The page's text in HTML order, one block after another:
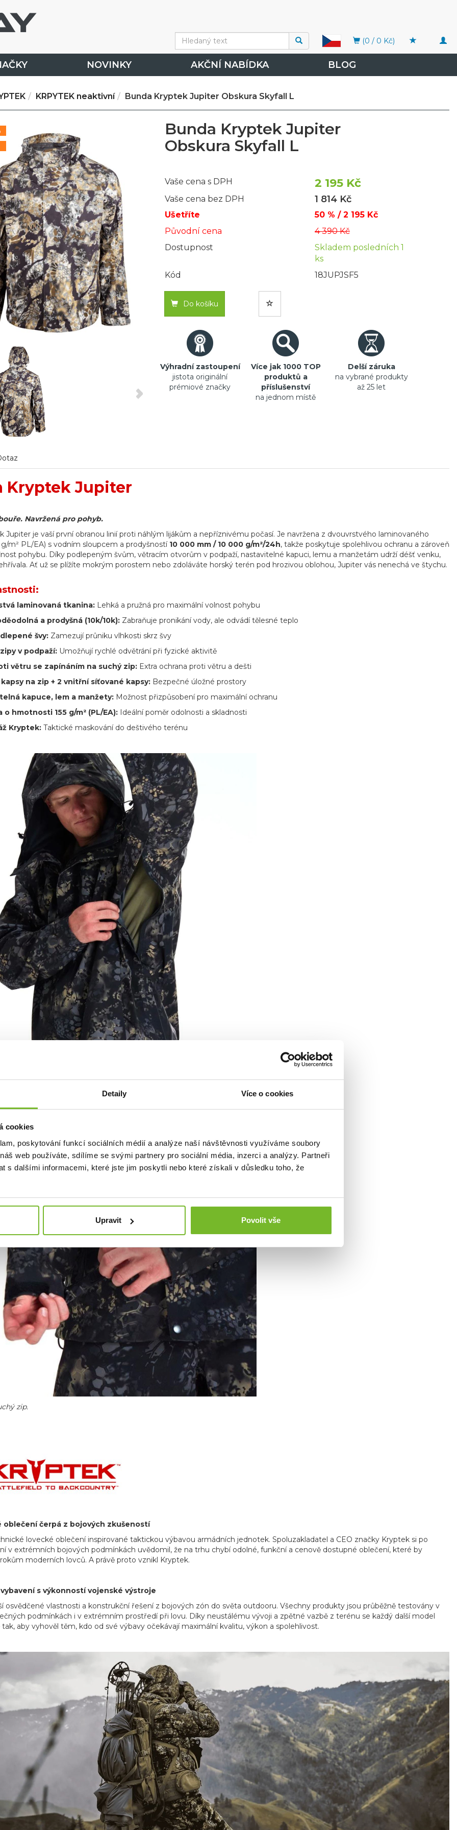
Detaily Více o cookies
cookies
poskytování funkcí sociálních médií a analýze naší návštěvnosti využíváme soubory
web používáte, sdílíme se svými partnery pro sociální média, inzerci a analýzy. Partneři
s dalšími informacemi, které jste jim poskytli nebo které získali v důsledku toho, že
Upravit Povolit vše
(0 / 0 Kč)
NOVINKY AKČNÍ NABÍDKA BLOG
KRPYTEK neaktivní Bunda Kryptek Jupiter Obskura Skyfall L
Bunda Kryptek Jupiter
Obskura Skyfall L
Vaše cena s DPH 2 195 Kč
Vaše cena bez DPH 1 814 Kč
Ušetříte
50 % / 2 195 Kč
Původní cena
4 390 Kč
Dostupnost
Skladem posledních 1
ks
Kód
18JUPJSF5
Do košíku
Výhradní zastoupení
jistota originální
prémiové značky
Více jak 1000 TOP
produktů a
příslušenství
na jednom místě
Delší záruka
na vybrané produkty
až 25 let
Kryptek Jupiter
Navržená pro pohyb.
Jupiter je vaší první obranou linií proti náhlým lijákům a nepříznivému počasí. Je navržena z dvouvrstvého laminovaného
g/m² PL/EA) s vodním sloupcem a prodyšností 10 000 mm / 10 000 g/m²/24h, takže poskytuje spolehlivou ochranu a zároveň
pohybu. Díky podlepeným švům, větracím otvorům v podpaží, nastavitelné kapuci, lemu a manžetám udrží déšť venku,
Ať už se plížíte mokrým porostem nebo zdoláváte horský terén pod hrozivou oblohou, Jupiter vás nenechá ve štychu.
laminovaná tkanina: Lehká a pružná pro maximální volnost pohybu
a prodyšná (10k/10k): Zabraňuje pronikání vody, ale odvádí tělesné teplo
švy: Zamezují průniku vlhkosti skrz švy
v podpaží: Umožňují rychlé odvětrání při fyzické aktivitě
větru se zapínáním na suchý zip: Extra ochrana proti větru a dešti
kapsy na zip + 2 vnitřní síťované kapsy: Bezpečné úložné prostory
kapuce, lem a manžety: Možnost přizpůsobení pro maximální ochranu
o hmotnosti 155 g/m² (PL/EA): Ideální poměr odolnosti a skladnosti
Kryptek: Taktické maskování do deštivého terénu
zip.
oblečení čerpá z bojových zkušeností
lovecké oblečení inspirované taktickou výbavou armádních jednotek. Spoluzakladatel a CEO značky Kryptek si po
v extrémních bojových podmínkách uvědomil, že na trhu chybí odolné, funkční a cenově dostupné oblečení, které by
moderních lovců. A právě proto vznikl Kryptek.
s výkonností vojenské výstroje
osvědčené vlastnosti a konstrukční řešení z bojových zón do světa outdooru. Všechny produkty jsou průběžně testovány v
podmínkách i v extrémním prostředí při lovu. Díky neustálému vývoji a zpětné vazbě z terénu se každý další model
tak, aby vyhověl těm, kdo od své výbavy očekávají maximální kvalitu, výkon a spolehlivost.